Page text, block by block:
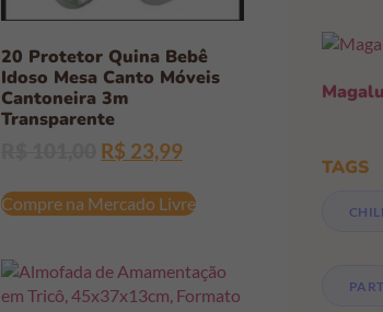
20 Protetor Quina Bebê
Idoso Mesa Canto Móveis
Cantoneira 3m
Transparente
R$ 23,99
Compre na Mercado Livre
Magalu
TAGS